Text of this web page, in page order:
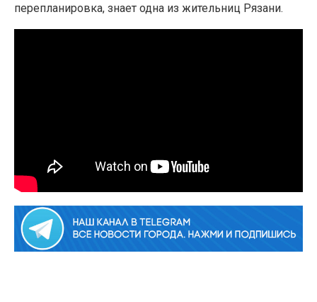
перепланировка, знает одна из жительниц Рязани.